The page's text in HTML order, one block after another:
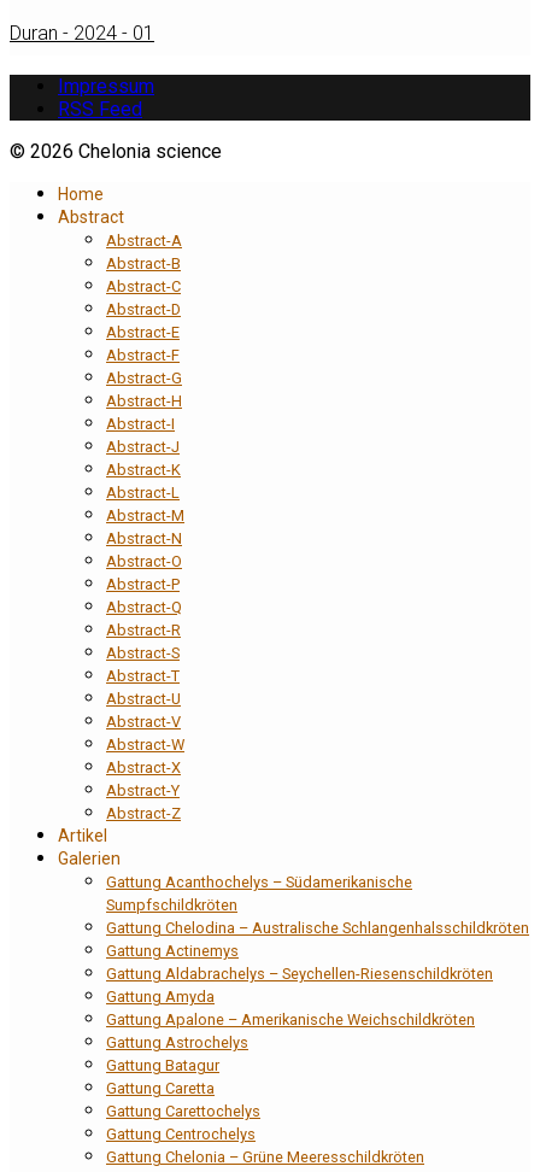
Duran - 2024 - 01
Impressum
RSS Feed
© 2026 Chelonia science
Home
Abstract
Abstract-A
Abstract-B
Abstract-C
Abstract-D
Abstract-E
Abstract-F
Abstract-G
Abstract-H
Abstract-I
Abstract-J
Abstract-K
Abstract-L
Abstract-M
Abstract-N
Abstract-O
Abstract-P
Abstract-Q
Abstract-R
Abstract-S
Abstract-T
Abstract-U
Abstract-V
Abstract-W
Abstract-X
Abstract-Y
Abstract-Z
Artikel
Galerien
Gattung Acanthochelys – Südamerikanische
Sumpfschildkröten
Gattung Chelodina – Australische Schlangenhalsschildkröten
Gattung Actinemys
Gattung Aldabrachelys – Seychellen-Riesenschildkröten
Gattung Amyda
Gattung Apalone – Amerikanische Weichschildkröten
Gattung Astrochelys
Gattung Batagur
Gattung Caretta
Gattung Carettochelys
Gattung Centrochelys
Gattung Chelonia – Grüne Meeresschildkröten